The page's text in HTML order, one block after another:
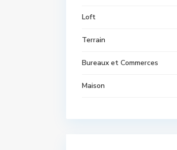
Loft
Terrain
Bureaux et Commerces
Maison